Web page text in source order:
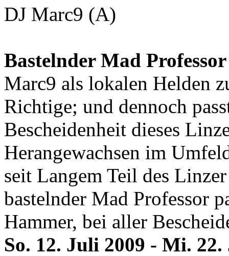
DJ Marc9 (A)
Bastelnder Mad
Marc9 als lokalen Helden
Richtige; und dennoch
Bescheidenheit dieses
Herangewachsen im
seit Langem Teil des
bastelnder Mad Professor
Hammer, bei aller
So. 12. Juli 2009 - Mi.